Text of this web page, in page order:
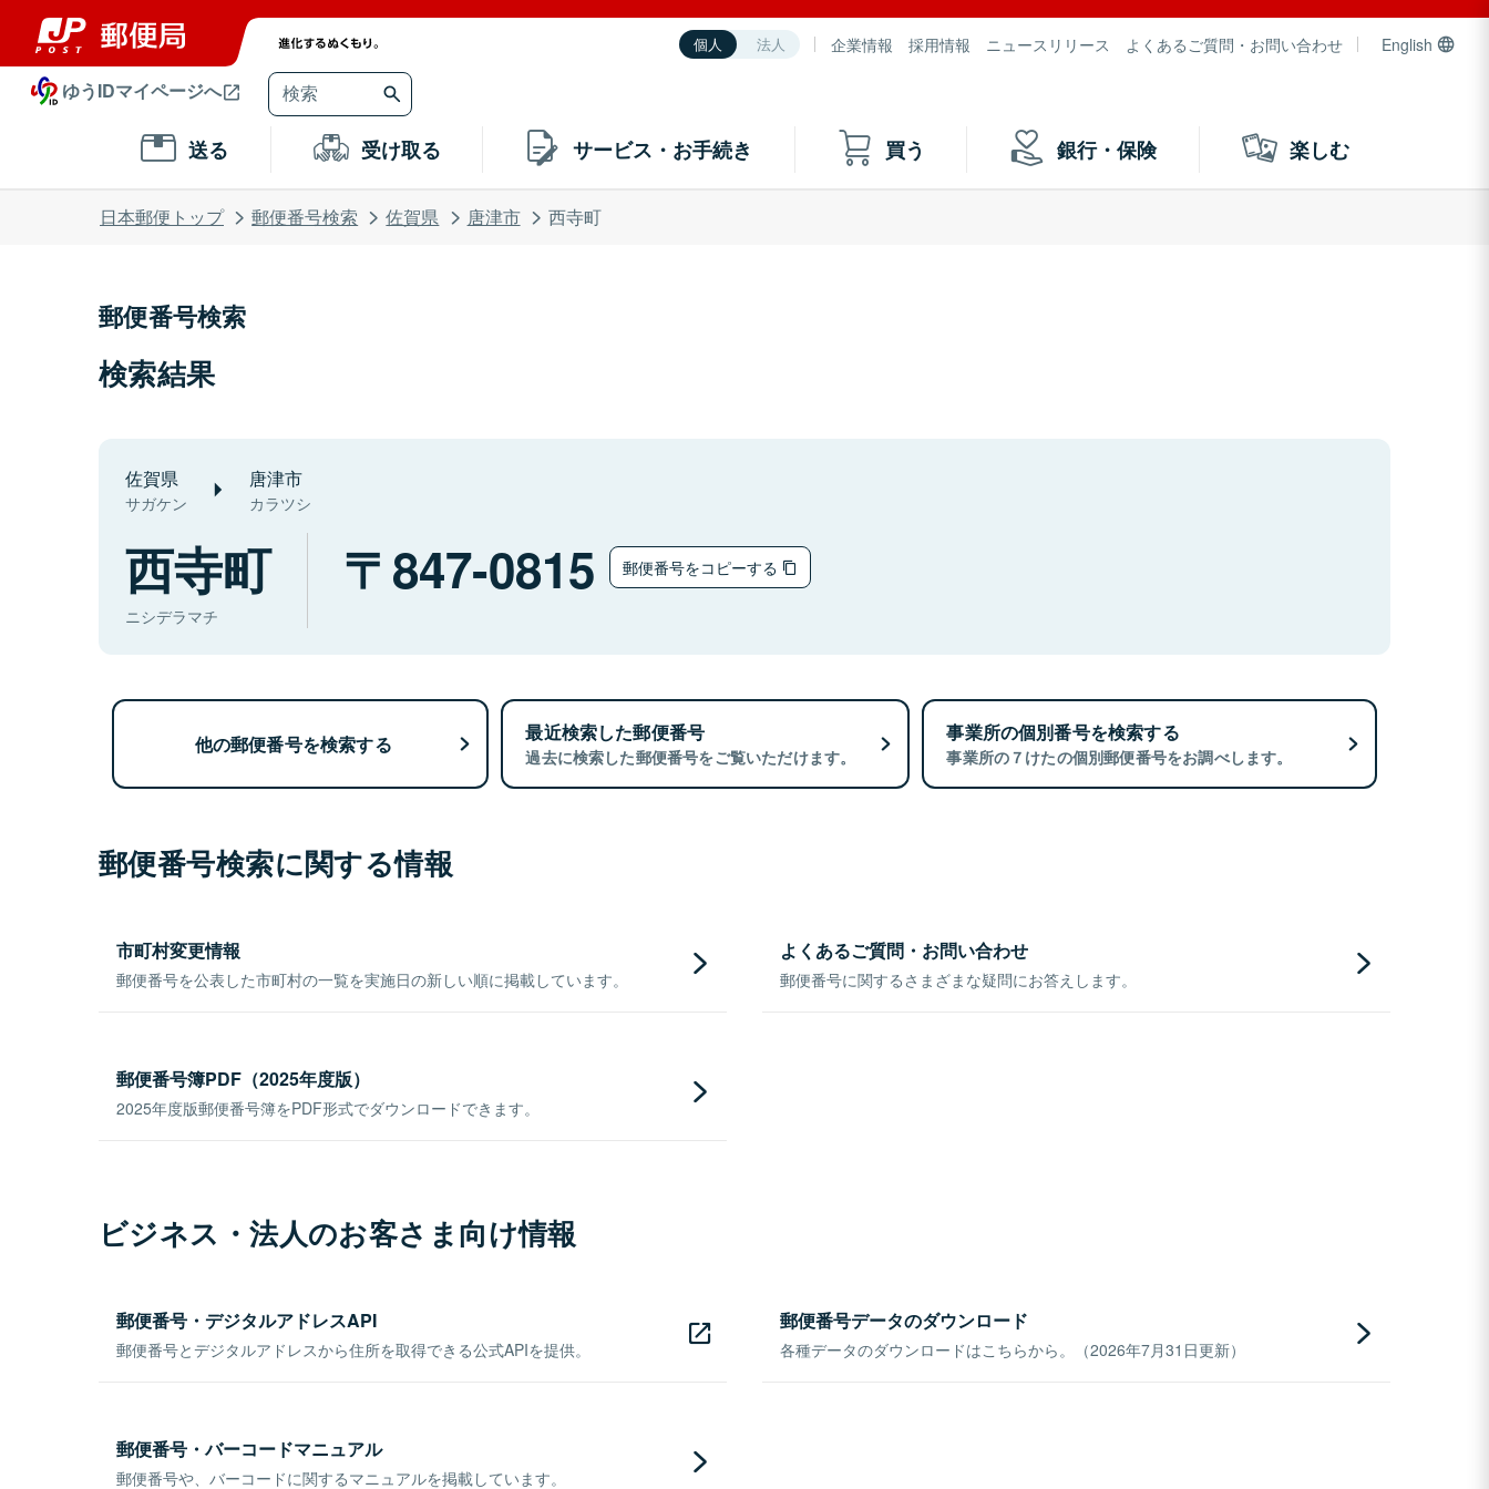
個人 法人 企業情報 採用情報 ニュースリリース よくあるご質問・お問い合わせ English
ゆうIDマイページへ
送る 受け取る サービス・お手続き 買う 銀行・保険 楽しむ
日本郵便トップ 郵便番号検索 佐賀県 唐津市 西寺町
郵便番号検索
検索結果
佐賀県
サガケン
唐津市
カラツシ
西寺町
ニシデラマチ
847-0815 郵便番号をコピーする
他の郵便番号を検索する 最近検索した郵便番号
過去に検索した郵便番号をご覧いただけます。
事業所の個別番号を検索する
事業所の７けたの個別郵便番号をお調べします。
郵便番号検索に関する情報
市町村変更情報
郵便番号を公表した市町村の一覧を実施日の新しい順に掲載しています。
よくあるご質問・お問い合わせ
郵便番号に関するさまざまな疑問にお答えします。
郵便番号簿PDF（2025年度版）
2025年度版郵便番号簿をPDF形式でダウンロードできます。
ビジネス・法人のお客さま向け情報
郵便番号・デジタルアドレスAPI
郵便番号とデジタルアドレスから住所を取得できる公式APIを提供。
郵便番号データのダウンロード
各種データのダウンロードはこちらから。（2026年7月31日更新）
郵便番号・バーコードマニュアル
郵便番号や、バーコードに関するマニュアルを掲載しています。